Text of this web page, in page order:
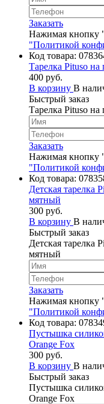
Заказать
Нажимая кнопку
"Политикой
Код товара:
Тарелка Pituso
400 руб.
В корзину В
Быстрый заказ
Тарелка Pituso
Заказать
Нажимая кнопку
"Политикой
Код товара:
Детская тарелка
мятный
300 руб.
В корзину В
Быстрый заказ
Детская тарелка
мятный
Заказать
Нажимая кнопку
"Политикой
Код товара:
Пустышка
Orange Fox
300 руб.
В корзину В
Быстрый заказ
Пустышка
Orange Fox